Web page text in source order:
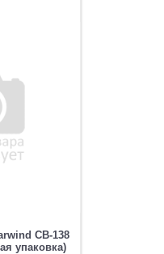
CB-138
упаковка)